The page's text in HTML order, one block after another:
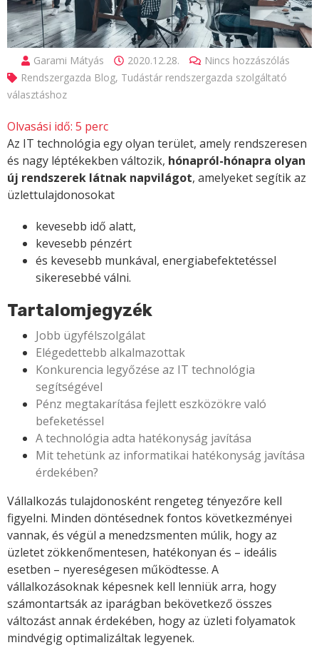
Garami Mátyás 2020.12.28.
Nincs hozzászólás
Rendszergazda Blog, Tudástár rendszergazda szolgáltató
választáshoz
Olvasási idő: 5 perc
Az IT technológia egy olyan terület, amely rendszeresen
és nagy léptékekben változik, hónapról-hónapra olyan
új rendszerek látnak napvilágot, amelyeket segítik az
üzlettulajdonosokat
kevesebb idő alatt,
kevesebb pénzért
és kevesebb munkával, energiabefektetéssel
sikeresebbé válni.
Tartalomjegyzék
Jobb ügyfélszolgálat
Elégedettebb alkalmazottak
Konkurencia legyőzése az IT technológia
segítségével
Pénz megtakarítása fejlett eszközökre való
befeketéssel
A technológia adta hatékonyság javítása
Mit tehetünk az informatikai hatékonyság javítása
érdekében?
Vállalkozás tulajdonosként rengeteg tényezőre kell
figyelni. Minden döntésednek fontos következményei
vannak, és végül a menedzsmenten múlik, hogy az
üzletet zökkenőmentesen, hatékonyan és – ideális
esetben – nyereségesen működtesse. A
vállalkozásoknak képesnek kell lenniük arra, hogy
számontartsák az iparágban bekövetkező összes
változást annak érdekében, hogy az üzleti folyamatok
mindvégig optimalizáltak legyenek.